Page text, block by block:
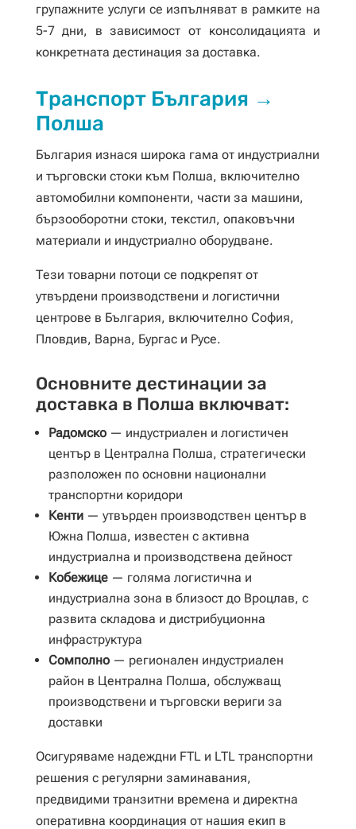
групажните услуги се изпълняват в рамките на
5-7 дни, в зависимост от консолидацията и
конкретната дестинация за доставка.
Транспорт България →
Полша
България изнася широка гама от индустриални
и търговски стоки към Полша, включително
автомобилни компоненти, части за машини,
бързооборотни стоки, текстил, опаковъчни
материали и индустриално оборудване.
Тези товарни потоци се подкрепят от
утвърдени производствени и логистични
центрове в България, включително София,
Пловдив, Варна, Бургас и Русе.
Основните дестинации за
доставка в Полша включват:
Радомско— индустриален и логистичен
център в Централна Полша, стратегически
разположен по основни национални
транспортни коридори
Кенти— утвърден производствен център в
Южна Полша, известен с активна
индустриална и производствена дейност
Кобежице— голяма логистична и
индустриална зона в близост до Вроцлав, с
развита складова и дистрибуционна
инфраструктура
Сомполно— регионален индустриален
район в Централна Полша, обслужващ
производствени и търговски вериги за
доставки
Осигуряваме надеждни FTL и LTL транспортни
решения с регулярни заминавания,
предвидими транзитни времена и директна
оперативна координация от нашия екип в